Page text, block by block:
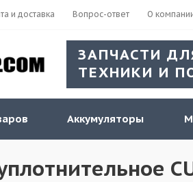
и доставка Вопрос-ответ О
ЗАПЧАСТИ
ТЕХНИКИ И
Аккумуляторы